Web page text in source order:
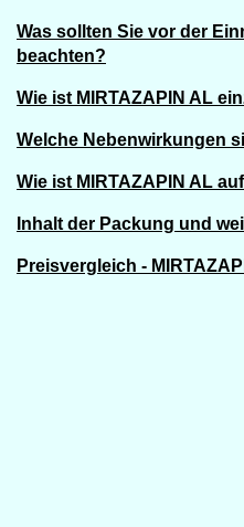
Was sollten Sie vor der
beachten?
Wie ist MIRTAZAPIN AL
Welche Nebenwirkungen
Wie ist MIRTAZAPIN AL
Inhalt der Packung und
Preisvergleich -